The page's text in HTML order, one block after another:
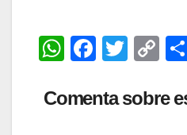
W
at
F
c
T
tt
C
p
Comenta sobre